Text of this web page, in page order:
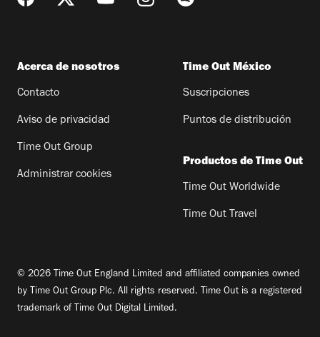
Acerca de nosotros
Contacto
Aviso de privacidad
Time Out Group
Administrar cookies
Time Out México
Suscripciones
Puntos de distribución
Productos de Time Out
Time Out Worldwide
Time Out Travel
© 2026 Time Out England Limited and affiliated companies owned
by Time Out Group Plc. All rights reserved. Time Out is a registered
trademark of Time Out Digital Limited.